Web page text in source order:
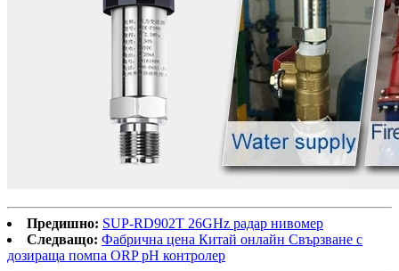
Предишно: SUP-RD902T 26GHz радар нивомер
Следващо: Фабрична цена Китай онлайн Свързване с
дозираща помпа ORP pH контролер